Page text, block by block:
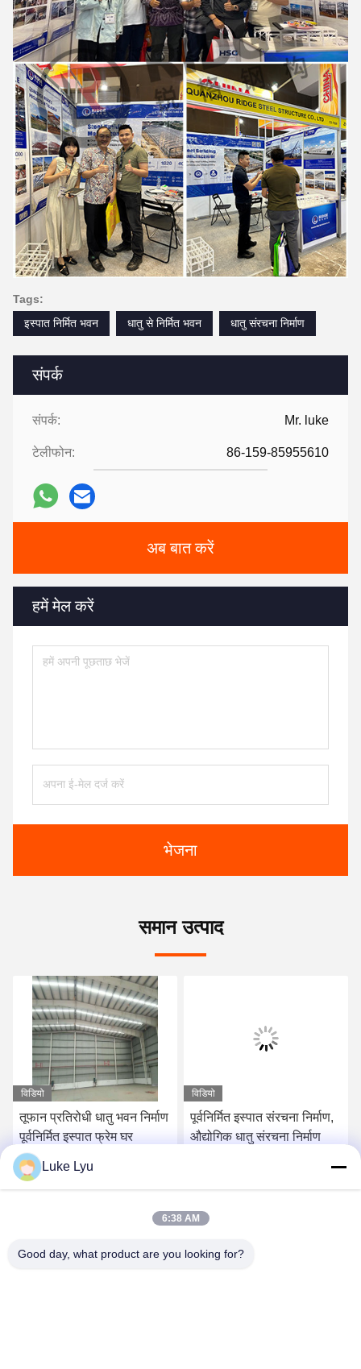
संपर्क
संपर्क: Mr. luke
टेलीफोन: 86-159-85955610
अब बात करें
हमें मेल करें
भेजना
Tags:
इस्पात निर्मित भवन
धातु से निर्मित भवन धातु संरचना निर्माण
समान उत्पाद
विडियो
तूफान प्रतिरोधी धातु भवन निर्माण
पूर्वनिर्मित इस्पात फ्रेम घर
सबसे अच्छी कीमत पाएं
विडियो
पूर्वनिर्मित इस्पात संरचना निर्माण,
औद्योगिक धातु संरचना निर्माण
सबसे अच्छी कीमत पाएं
Luke Lyu
6:38 AM
Good day, what product are you looking for?